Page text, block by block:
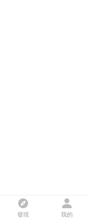
發現 我的